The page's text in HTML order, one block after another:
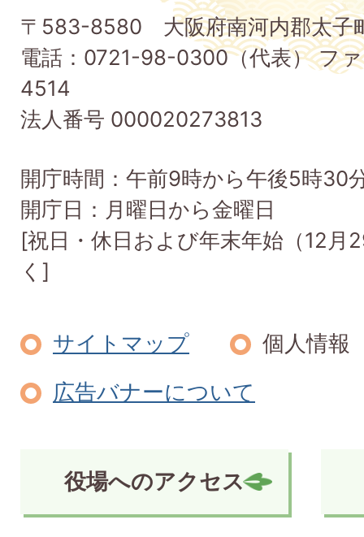
町
Taishi
Town
〒583-8580 大阪府南河内郡太子
電話：0721-98-0300（代表） フ
4514
法人番号 000020273813
開庁時間：午前9時から午後5時30
開庁日：月曜日から金曜日
[祝日・休日および年末年始（12月
く]
サイトマップ
個人情報
広告バナーについて
役場へのアクセス